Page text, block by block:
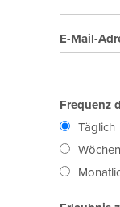
E-Mail-
Frequenz
Täglich